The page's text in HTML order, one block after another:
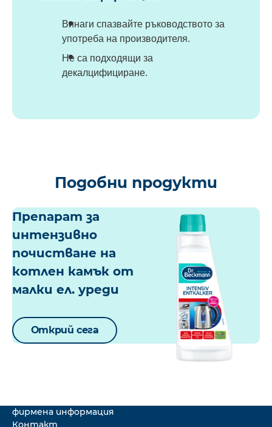
Винаги спазвайте ръководството за
употреба на производителя.
Не са подходящи за
декалцифициране.
Подобни продукти
Препарат за
интензивно
почистване на
котлен камък от
малки ел. уреди
Открий сега
фирмена информация
Контакт